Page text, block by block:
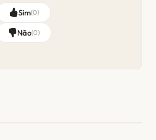
Sim(0)
Não(0)